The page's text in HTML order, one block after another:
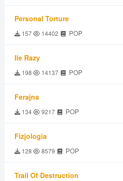
Personal Torture
157 14402 POP
Ile Razy
198 14137 POP
Ferajna
134 9217 POP
Fizjologia
128 8579 POP
Trail Of Destruction